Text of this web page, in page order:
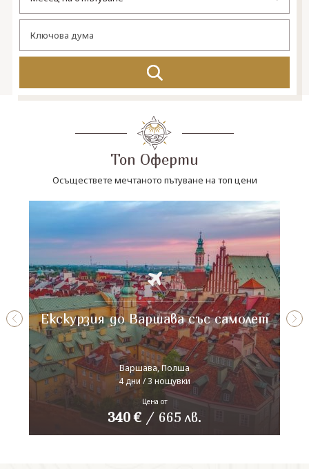
Топ Оферти
Осъществете мечтаното пътуване на топ цени
Екскурзия до Варшава със самолет
Варшава, Полша
4 дни / 3 нощувки
Цена от
340 € / 665 лв.